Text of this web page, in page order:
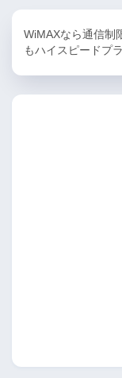
WiMAXなら通信制
もハイスピードプ